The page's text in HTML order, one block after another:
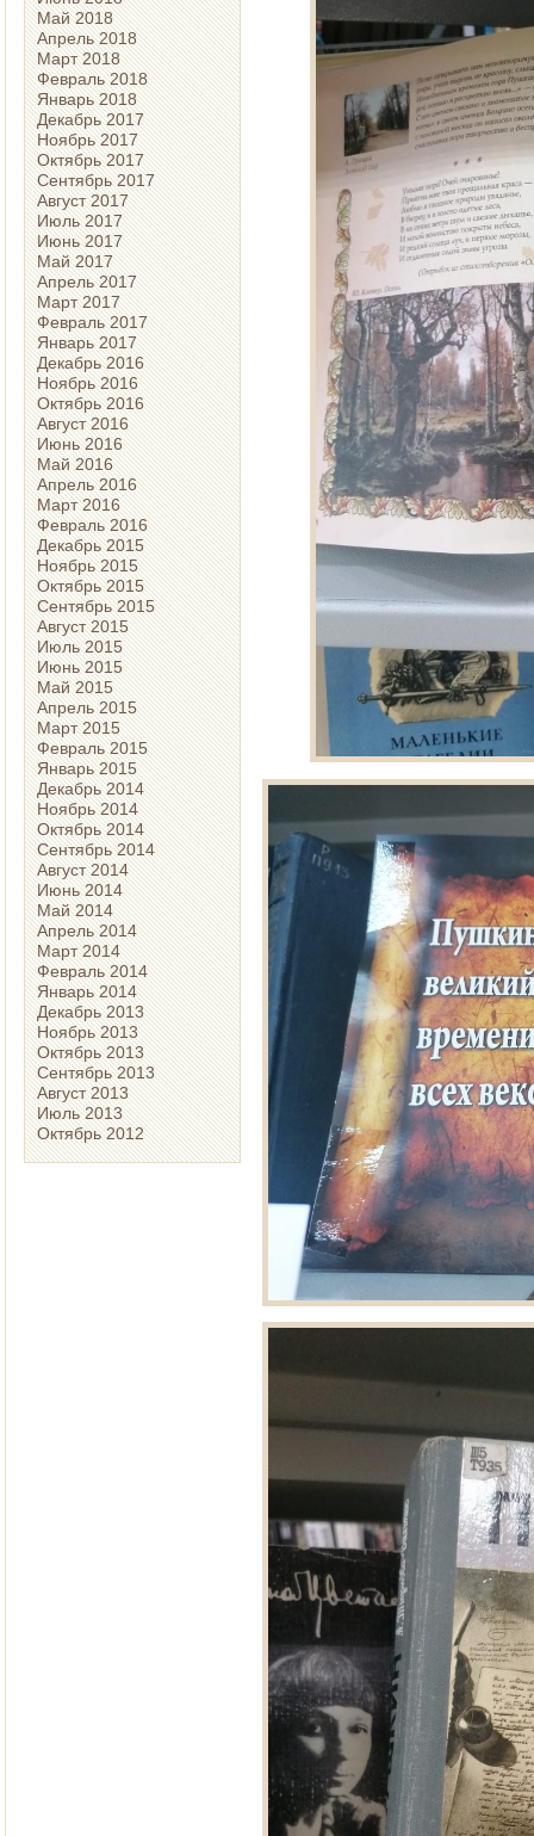
Май 2018
Апрель 2018
Март 2018
Февраль 2018
Январь 2018
Декабрь 2017
Ноябрь 2017
Октябрь 2017
Сентябрь 2017
Август 2017
Июль 2017
Июнь 2017
Май 2017
Апрель 2017
Март 2017
Февраль 2017
Январь 2017
Декабрь 2016
Ноябрь 2016
Октябрь 2016
Август 2016
Июнь 2016
Май 2016
Апрель 2016
Март 2016
Февраль 2016
Декабрь 2015
Ноябрь 2015
Октябрь 2015
Сентябрь 2015
Август 2015
Июль 2015
Июнь 2015
Май 2015
Апрель 2015
Март 2015
Февраль 2015
Январь 2015
Декабрь 2014
Ноябрь 2014
Октябрь 2014
Сентябрь 2014
Август 2014
Июнь 2014
Май 2014
Апрель 2014
Март 2014
Февраль 2014
Январь 2014
Декабрь 2013
Ноябрь 2013
Октябрь 2013
Сентябрь 2013
Август 2013
Июль 2013
Октябрь 2012